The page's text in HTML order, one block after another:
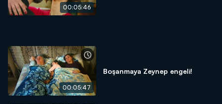
00:05:46
00:05:47
Boşanmaya Zeynep engeli!